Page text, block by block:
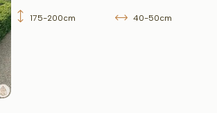
175-200cm 40-50cm